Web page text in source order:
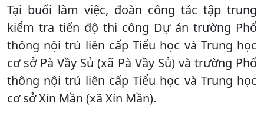
Tại buổi làm việc, đoàn công tác tập trung
kiểm tra tiến độ thi công Dự án trường Phổ
thông nội trú liên cấp Tiểu học và Trung học
cơ sở Pà Vầy Sủ (xã Pà Vầy Sủ) và trường Phổ
thông nội trú liên cấp Tiểu học và Trung học
cơ sở Xín Mần (xã Xín Mần).